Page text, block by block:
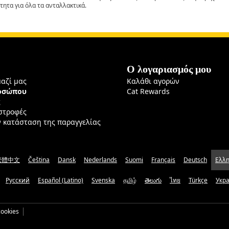
για όλα τα ανταλλακτικά.
μας
της παραγγελίας
Ο λογαριασμός μου
Καλάθι αγορών
Cat Rewards
體中文 Čeština Dansk Nederlands Suomi Français Deutsch
Русский Español (Latino) Svenska தமிழ் తెలుగు ไทย Türkçe